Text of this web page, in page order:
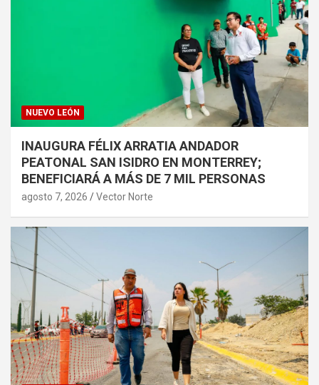
NUEVO LEÓN
INAUGURA FÉLIX ARRATIA ANDADOR
PEATONAL SAN ISIDRO EN MONTERREY;
BENEFICIARÁ A MÁS DE 7 MIL PERSONAS
agosto 7, 2026 Vector Norte